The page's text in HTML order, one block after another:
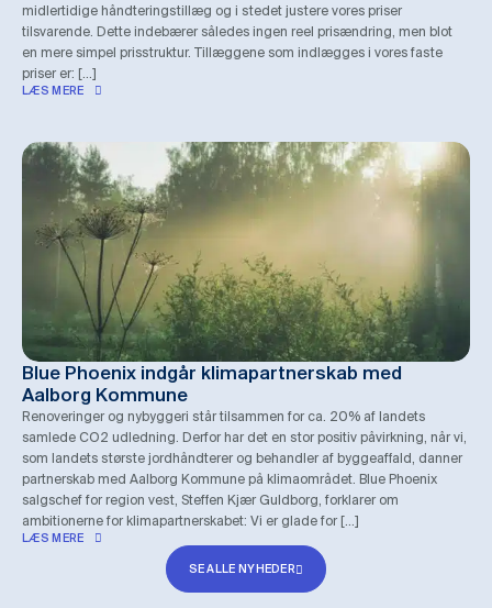
midlertidige håndteringstillæg og i stedet justere vores priser
tilsvarende. Dette indebærer således ingen reel prisændring, men blot
en mere simpel prisstruktur. Tillæggene som indlægges i vores faste
priser er: […]
LÆS MERE
Blue Phoenix indgår klimapartnerskab med
Aalborg Kommune
Renoveringer og nybyggeri står tilsammen for ca. 20% af landets
samlede CO2 udledning. Derfor har det en stor positiv påvirkning, når vi,
som landets største jordhåndterer og behandler af byggeaffald, danner
partnerskab med Aalborg Kommune på klimaområdet. Blue Phoenix
salgschef for region vest, Steffen Kjær Guldborg, forklarer om
ambitionerne for klimapartnerskabet: Vi er glade for […]
LÆS MERE
SE ALLE NYHEDER